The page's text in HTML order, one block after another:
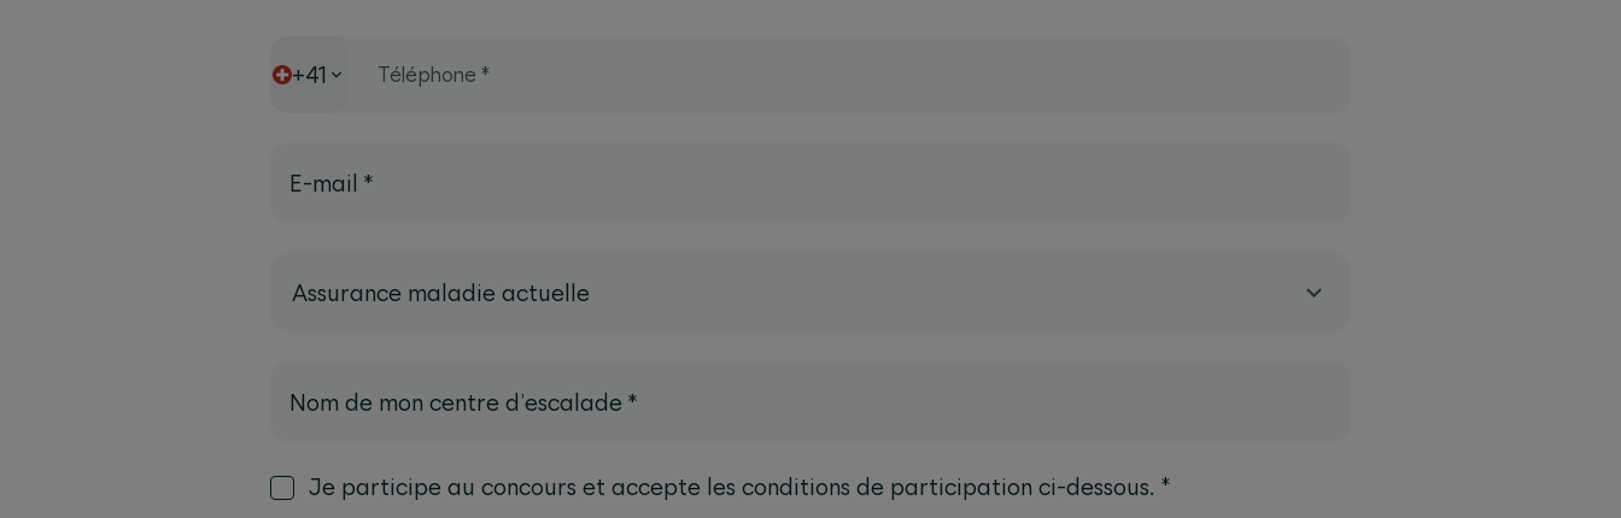
+41 Téléphone *
E-mail *
Assurance maladie actuelle
Nom de mon centre d’escalade *
Je participe au concours et accepte les conditions de participation ci-dessous. *